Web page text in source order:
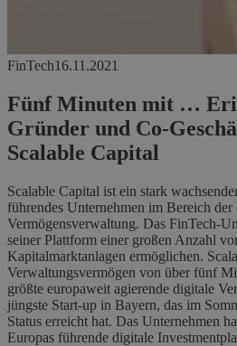
FinTech16.11.2021
Fünf Minuten mit …
Gründer und Co-
Scalable Capital
Scalable Capital ist ein stark
führendes Unternehmen im Bereich der
Vermögensverwaltung. Das FinTech-
seiner Plattform einer großen Anzahl
Kapitalmarktanlagen ermöglichen.
Verwaltungsvermögen von über fünf
größte europaweit agierende digitale
jüngste Start-up in Bayern, das im
Status erreicht hat. Das Unternehmen
Europas führende digitale